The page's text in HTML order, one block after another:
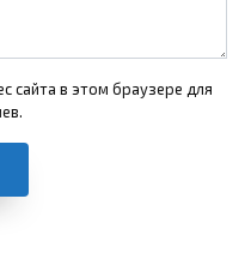
сайта в этом браузере для